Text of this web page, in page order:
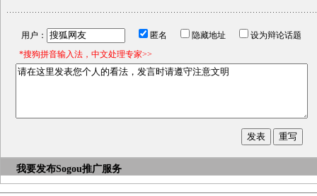
用户： 匿名 隐藏地址
设为辩论话题
*搜狗拼音输入法，中文处理专家>>
我要发布Sogou推广服务